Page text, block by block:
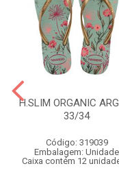
H.SLIM ORGANIC
33/34
Código: 319039
Embalagem: Unidade
Caixa contém 12